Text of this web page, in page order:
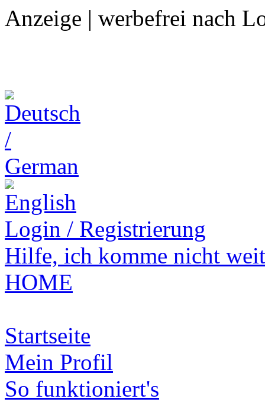
Anzeige | werbefrei nach
Login / Registrierung
Hilfe, ich komme nicht
HOME
Startseite
Mein Profil
So funktioniert's